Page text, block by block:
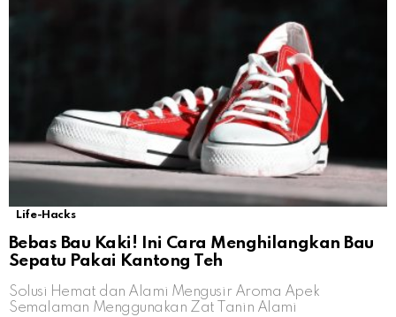
Life-Hacks
Bebas Bau Kaki! Ini Cara Menghilangkan Bau
Sepatu Pakai Kantong Teh
Solusi Hemat dan Alami Mengusir Aroma Apek
Semalaman Menggunakan Zat Tanin Alami